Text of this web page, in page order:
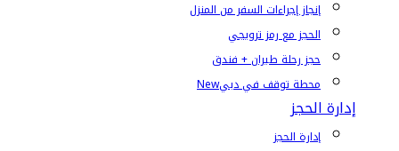
إنجاز إجراءات السفر من المنزل
الحجز مع رمز ترويجي
حجز رحلة طيران + فندق
محطة توقف في دبيNew
إدارة الحجز
إدارة الحجز